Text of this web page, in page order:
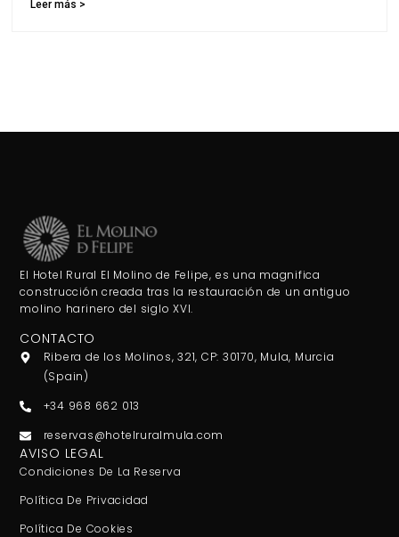
Leer más >
El Hotel Rural El Molino de Felipe, es una magnifica
construcción creada tras la restauración de un antiguo
molino harinero del siglo XVI.
CONTACTO
Ribera de los Molinos, 321, CP: 30170, Mula, Murcia
(Spain)
+34 968 662 013
reservas@hotelruralmula.com
AVISO LEGAL
Condiciones De La Reserva
Política De Privacidad
Política De Cookies